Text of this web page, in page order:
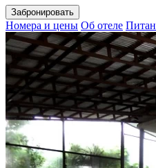
Забронировать
Номера и цены Об отеле